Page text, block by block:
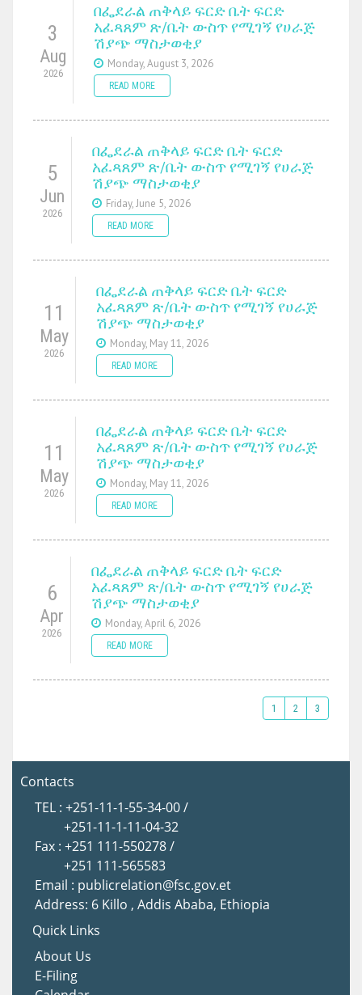
3
Aug
2026
በፌደራል ጠቅላይ ፍርድ ቤት ፍርድ
አፈጻጸም ጽ/ቤት ውስጥ የሚገኝ የሀራጅ
ሽያጭ ማስታወቂያ
Monday, August 3, 2026
READ MORE
5
Jun
2026
በፌደራል ጠቅላይ ፍርድ ቤት ፍርድ
አፈጻጸም ጽ/ቤት ውስጥ የሚገኝ የሀራጅ
ሽያጭ ማስታወቂያ
Friday, June 5, 2026
READ MORE
11
May
2026
በፌደራል ጠቅላይ ፍርድ ቤት ፍርድ
አፈጻጸም ጽ/ቤት ውስጥ የሚገኝ የሀራጅ
ሽያጭ ማስታወቂያ
Monday, May 11, 2026
READ MORE
11
May
2026
በፌደራል ጠቅላይ ፍርድ ቤት ፍርድ
አፈጻጸም ጽ/ቤት ውስጥ የሚገኝ የሀራጅ
ሽያጭ ማስታወቂያ
Monday, May 11, 2026
READ MORE
6
Apr
2026
በፌደራል ጠቅላይ ፍርድ ቤት ፍርድ
አፈጻጸም ጽ/ቤት ውስጥ የሚገኝ የሀራጅ
ሽያጭ ማስታወቂያ
Monday, April 6, 2026
READ MORE
1 2 3
Contacts
TEL : +251-11-1-55-34-00 /
+251-11-1-11-04-32
Fax : +251 111-550278 /
+251 111-565583
Email : publicrelation@fsc.gov.et
Address: 6 Killo , Addis Ababa, Ethiopia
Quick Links
About Us
E-Filing